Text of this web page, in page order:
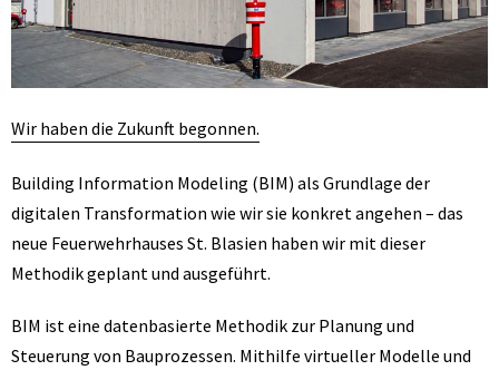
Wir haben die Zukunft begonnen.
Building Information Modeling (BIM) als Grundlage der
digitalen Transformation wie wir sie konkret angehen – das
neue Feuerwehrhauses St. Blasien haben wir mit dieser
Methodik geplant und ausgeführt.
BIM ist eine datenbasierte Methodik zur Planung und
Steuerung von Bauprozessen. Mithilfe virtueller Modelle und